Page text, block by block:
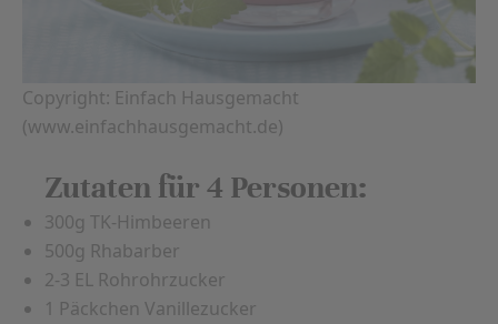
Copyright: Einfach Hausgemacht
(www.einfachhausgemacht.de)
Zutaten für 4 Personen:
300g TK-Himbeeren
500g Rhabarber
2-3 EL Rohrohrzucker
1 Päckchen Vanillezucker